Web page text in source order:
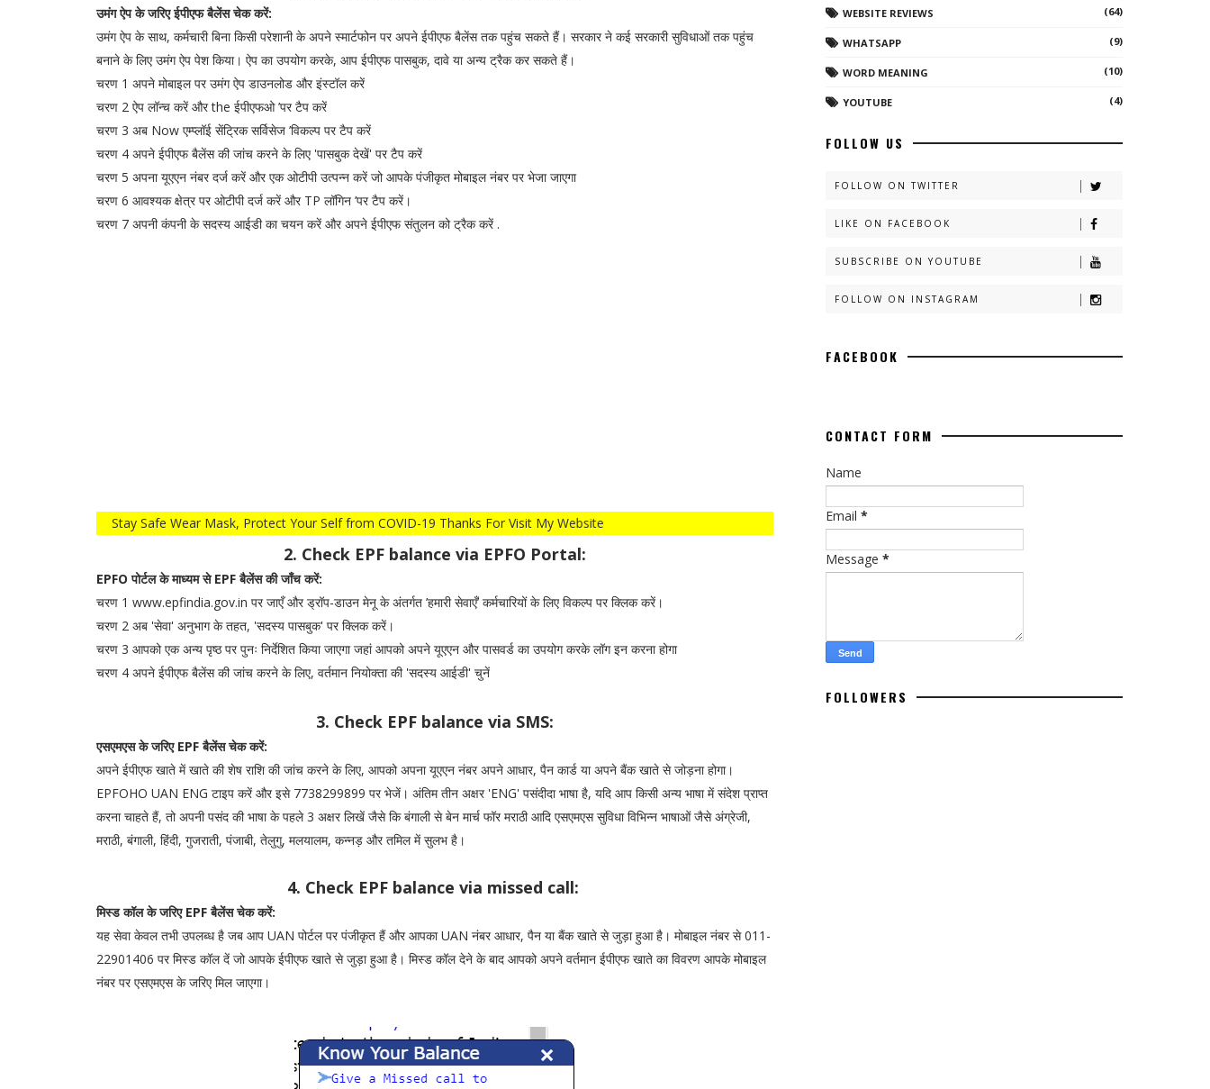
उमंग ऐप के जरिए ईपीएफ बैलेंस चेक करें:
उमंग ऐप के साथ, कर्मचारी बिना किसी परेशानी के अपने स्मार्टफोन पर अपने ईपीएफ बैलेंस तक पहुंच सकते हैं। सरकार ने कई सरकारी सुविधाओं तक पहुंच
बनाने के लिए उमंग ऐप पेश किया। ऐप का उपयोग करके, आप ईपीएफ पासबुक, दावे या अन्य ट्रैक कर सकते हैं।
चरण 1 अपने मोबाइल पर उमंग ऐप डाउनलोड और इंस्टॉल करें
चरण 2 ऐप लॉन्च करें और the ईपीएफओ ’पर टैप करें
चरण 3 अब Now एम्प्लॉई सेंट्रिक सर्विसेज ’विकल्प पर टैप करें
चरण 4 अपने ईपीएफ बैलेंस की जांच करने के लिए 'पासबुक देखें' पर टैप करें
चरण 5 अपना यूएएन नंबर दर्ज करें और एक ओटीपी उत्पन्न करें जो आपके पंजीकृत मोबाइल नंबर पर भेजा जाएगा
चरण 6 आवश्यक क्षेत्र पर ओटीपी दर्ज करें और TP लॉगिन ’पर टैप करें।
चरण 7 अपनी कंपनी के सदस्य आईडी का चयन करें और अपने ईपीएफ संतुलन को ट्रैक करें .
Stay Safe Wear Mask, Protect Your Self from COVID-19 Thanks For Visit My Website
2. Check EPF balance via EPFO Portal:
EPFO पोर्टल के माध्यम से EPF बैलेंस की जाँच करें:
चरण 1 www.epfindia.gov.in पर जाएँ और ड्रॉप-डाउन मेनू के अंतर्गत ’हमारी सेवाएँ’ कर्मचारियों के लिए विकल्प पर क्लिक करें।
चरण 2 अब 'सेवा' अनुभाग के तहत, 'सदस्य पासबुक' पर क्लिक करें।
चरण 3 आपको एक अन्य पृष्ठ पर पुनः निर्देशित किया जाएगा जहां आपको अपने यूएएन और पासवर्ड का उपयोग करके लॉग इन करना होगा
चरण 4 अपने ईपीएफ बैलेंस की जांच करने के लिए, वर्तमान नियोक्ता की 'सदस्य आईडी' चुनें
3. Check EPF balance via SMS:
एसएमएस के जरिए EPF बैलेंस चेक करें:
अपने ईपीएफ खाते में खाते की शेष राशि की जांच करने के लिए, आपको अपना यूएएन नंबर अपने आधार, पैन कार्ड या अपने बैंक खाते से जोड़ना होगा।
EPFOHO UAN ENG टाइप करें और इसे 7738299899 पर भेजें। अंतिम तीन अक्षर 'ENG' पसंदीदा भाषा है, यदि आप किसी अन्य भाषा में संदेश प्राप्त
करना चाहते हैं, तो अपनी पसंद की भाषा के पहले 3 अक्षर लिखें जैसे कि बंगाली से बेन मार्च फॉर मराठी आदि एसएमएस सुविधा विभिन्न भाषाओं जैसे अंग्रेजी,
मराठी, बंगाली, हिंदी, गुजराती, पंजाबी, तेलुगु, मलयालम, कन्नड़ और तमिल में सुलभ है।
4. Check EPF balance via missed call:
मिस्ड कॉल के जरिए EPF बैलेंस चेक करें:
यह सेवा केवल तभी उपलब्ध है जब आप UAN पोर्टल पर पंजीकृत हैं और आपका UAN नंबर आधार, पैन या बैंक खाते से जुड़ा हुआ है। मोबाइल नंबर से 011-
22901406 पर मिस्ड कॉल दें जो आपके ईपीएफ खाते से जुड़ा हुआ है। मिस्ड कॉल देने के बाद आपको अपने वर्तमान ईपीएफ खाते का विवरण आपके मोबाइल
नंबर पर एसएमएस के जरिए मिल जाएगा।
WEBSITE REVIEWS (64)
WHATSAPP (9)
WORD MEANING (10)
YOUTUBE (4)
FOLLOW US
FOLLOW ON TWITTER
LIKE ON FACEBOOK
SUBSCRIBE ON YOUTUBE
FOLLOW ON INSTAGRAM
FACEBOOK
CONTACT FORM
Name
Email *
Message *
FOLLOWERS